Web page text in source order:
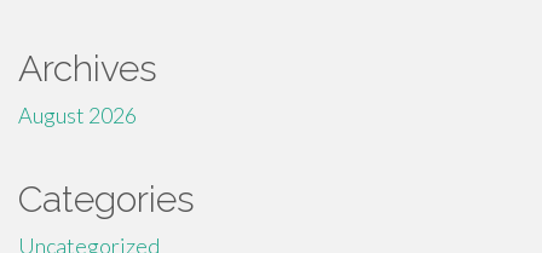
Archives
August 2026
Categories
Uncategorized